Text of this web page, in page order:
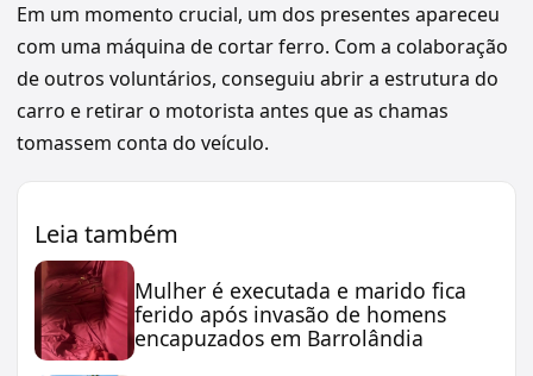
Em um momento crucial, um dos presentes apareceu
com uma máquina de cortar ferro. Com a colaboração
de outros voluntários, conseguiu abrir a estrutura do
carro e retirar o motorista antes que as chamas
tomassem conta do veículo.
Leia também
Mulher é executada e marido fica
ferido após invasão de homens
encapuzados em Barrolândia